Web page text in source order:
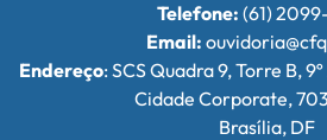
Telefone: (61)
Email:
Endereço: SCS Quadra 9, Torre B,
Cidade Corporate,
Brasília, DF